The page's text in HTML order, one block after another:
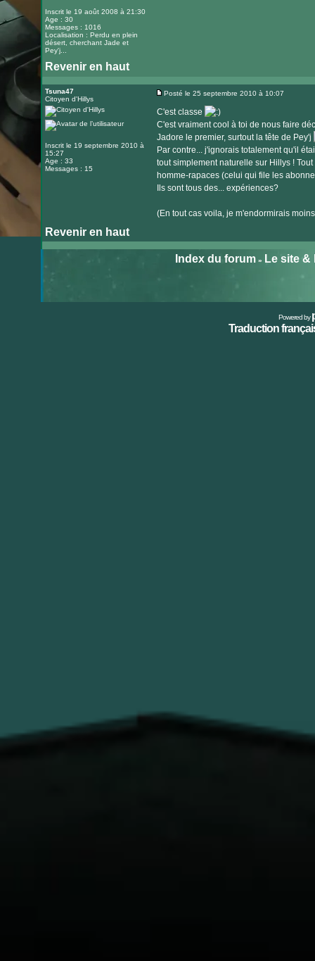
Inscrit le 19 août 2008 à 21:30
Age : 30
Messages : 1016
Localisation : Perdu en plein
désert, cherchant Jade et
Pey'j...
Revenir en haut
Tsuna47
Citoyen d'Hillys
Inscrit le 19 septembre 2010 à
15:27
Age : 33
Messages : 15
Posté le 25 septembre 2010 à 10:07
C'est classe
C'est vraiment cool à toi de nous faire
Jadore le premier, surtout la tête de Pey'j
Par contre... j'ignorais totalement qu'il
tout simplement naturelle sur Hillys !
homme-rapaces (celui qui file les
Ils sont tous des... expériences?
(En tout cas voila, je m'endormirais
Revenir en haut
Index du forum» Le site &
Powered by
Traduction